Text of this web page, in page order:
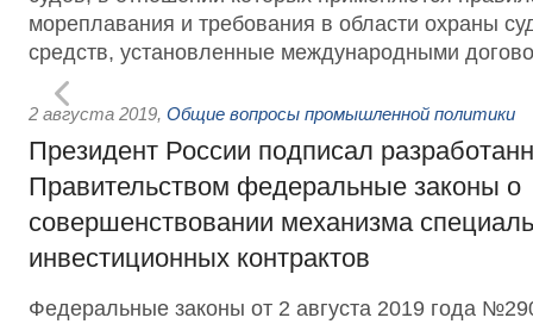
мореплавания и требования в области охраны
средств, установленные международными
2 августа 2019, Общие вопросы промышленной политики
Президент России подписал
Правительством федеральные законы о
совершенствовании механизма
инвестиционных контрактов
Федеральные законы от 2 августа 2019 года